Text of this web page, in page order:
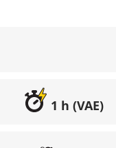
1 h (VAE)